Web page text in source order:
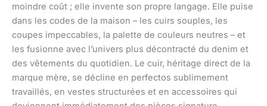
moindre coût ; elle invente son propre langage. Elle puise
dans les codes de la maison – les cuirs souples, les
coupes impeccables, la palette de couleurs neutres – et
les fusionne avec l’univers plus décontracté du denim et
des vêtements du quotidien. Le cuir, héritage direct de la
marque mère, se décline en perfectos sublimement
travaillés, en vestes structurées et en accessoires qui